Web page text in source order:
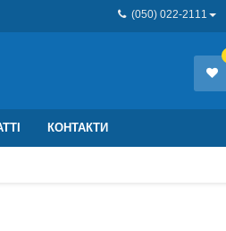
(050) 022-2111
КОНТАКТИ